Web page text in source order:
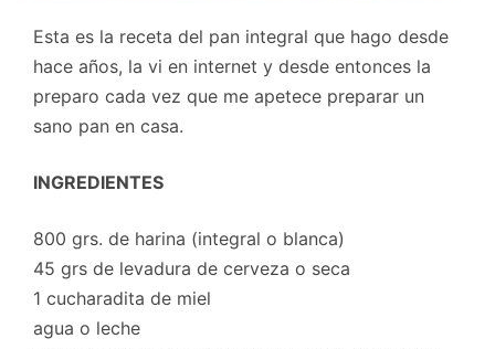
Esta es la receta del pan integral que hago desde
hace años, la vi en internet y desde entonces la
preparo cada vez que me apetece preparar un
sano pan en casa.
INGREDIENTES
800 grs. de harina (integral o blanca)
45 grs de levadura de cerveza o seca
1 cucharadita de miel
agua o leche